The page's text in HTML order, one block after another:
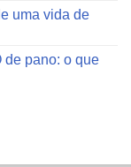
uma vida de
de pano: o que